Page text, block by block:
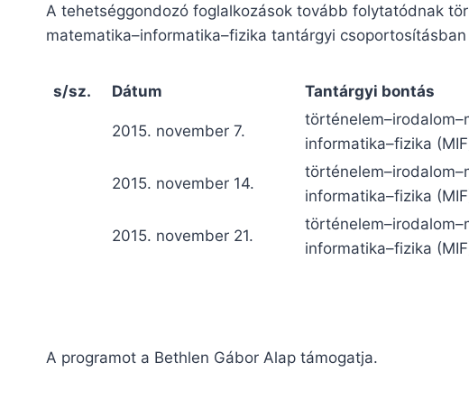
A tehetséggondozó foglalkozások tovább folytatódnak
matematika–informatika–fizika tantárgyi
s/sz. Dátum Tantárgyi bontás
2015. november 7.
informatika–fizika
2015. november 14.
informatika–fizika
2015. november 21.
informatika–fizika
A programot a Bethlen Gábor Alap támogatja.